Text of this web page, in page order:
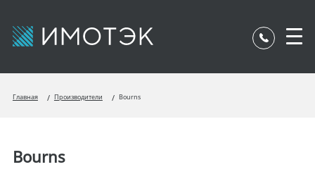
Главная Производители Bourns
Bourns